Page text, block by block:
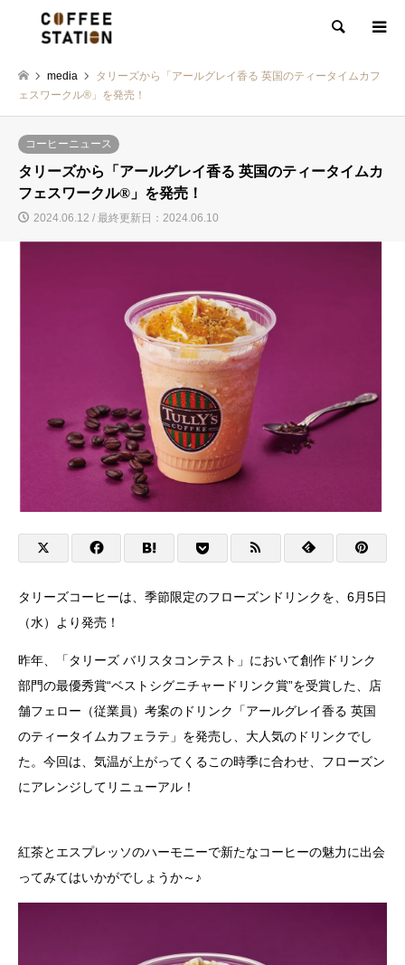
検索
media
タリーズから「アールグレイ香る 英国のティータイムカフ
ェスワークル®」を発売！
コーヒーニュース
タリーズから「アールグレイ香る 英国のティータイムカ
フェスワークル®」を発売！
2024.06.12 / 最終更新日：2024.06.10
タリーズコーヒーは、季節限定のフローズンドリンクを、6月5日
（水）より発売！
昨年、「タリーズ バリスタコンテスト」において創作ドリンク
部門の最優秀賞“ベストシグニチャードリンク賞”を受賞した、店
舗フェロー（従業員）考案のドリンク「アールグレイ香る 英国
のティータイムカフェラテ」を発売し、大人気のドリンクでし
た。今回は、気温が上がってくるこの時季に合わせ、フローズン
にアレンジしてリニューアル！
紅茶とエスプレッソのハーモニーで新たなコーヒーの魅力に出会
ってみてはいかがでしょうか～♪